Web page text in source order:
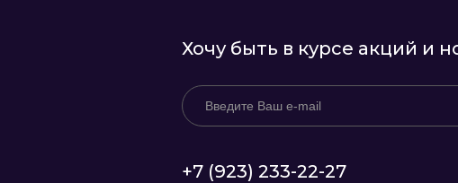
Хочу быть в курсе акций и
+7 (923) 233-22-27